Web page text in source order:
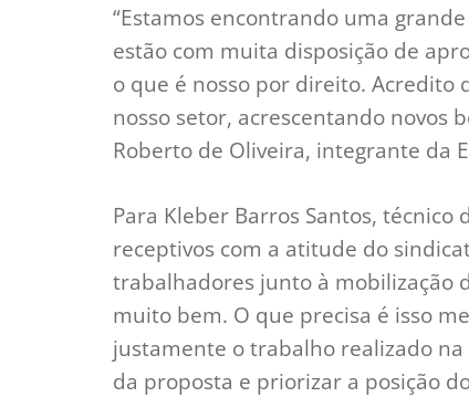
“Estamos encontrando uma
estão com muita disposição de
o que é nosso por direito.
nosso setor, acrescentando novos
Roberto de Oliveira, integrante da
Para Kleber Barros Santos,
receptivos com a atitude do
trabalhadores junto à mobilização
muito bem. O que precisa é isso
justamente o trabalho realizado
da proposta e priorizar a posição